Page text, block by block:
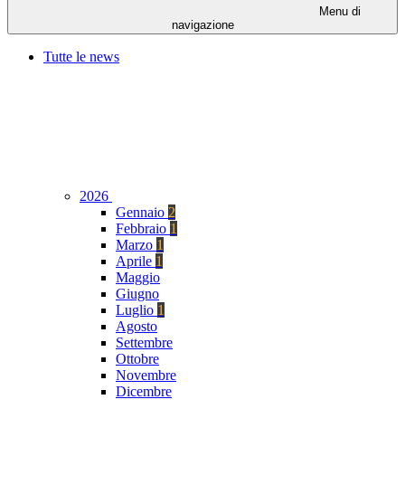
Menu di
navigazione
Tutte le news
2026
Gennaio 2
Febbraio 1
Marzo 1
Aprile 1
Maggio
Giugno
Luglio 1
Agosto
Settembre
Ottobre
Novembre
Dicembre